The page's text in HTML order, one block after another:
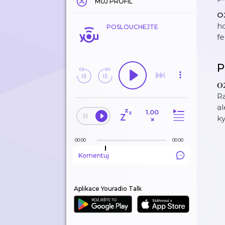
POSLOUCHEJTE
1.00
×
00:00 00:00
Komentuj
Aplikace Youradio Talk